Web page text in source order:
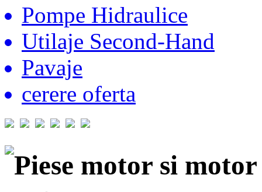
Pompe Hidraulice
Utilaje Second-Hand
Pavaje
cerere oferta
Piese motor si